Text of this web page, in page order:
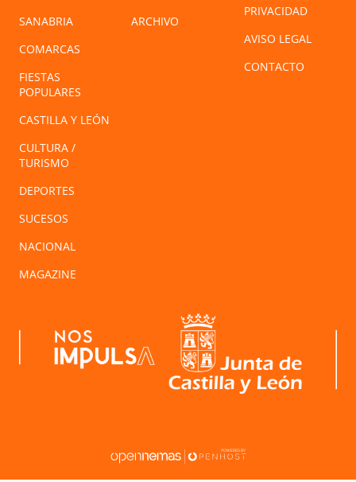
SANABRIA
COMARCAS
FIESTAS
POPULARES
CASTILLA Y LEÓN
CULTURA /
TURISMO
DEPORTES
SUCESOS
NACIONAL
MAGAZINE
ARCHIVO
PRIVACIDAD
AVISO LEGAL
CONTACTO